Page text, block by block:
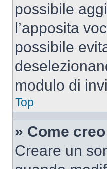
possibile
l’apposita
possibile
modulo di
Top
» Come
Creare un